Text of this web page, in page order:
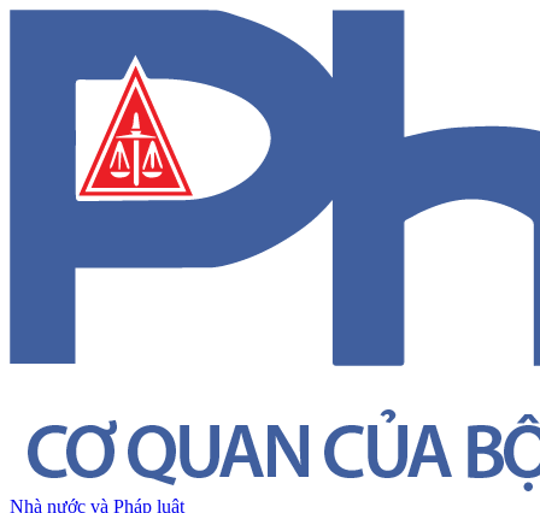
Nhà nước và Pháp luật